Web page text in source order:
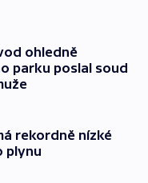
ohledně
parku poslal soud
rekordně nízké
plynu